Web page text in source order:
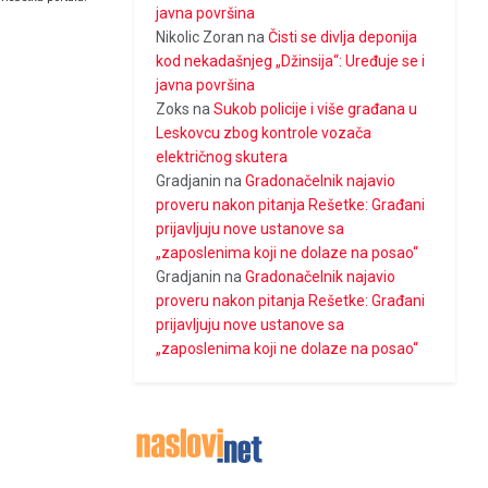
javna površina
Nikolic Zoran naČisti se divlja deponija
kod nekadašnjeg „Džinsija“: Uređuje se i
javna površina
Zoks naSukob policije i više građana u
Leskovcu zbog kontrole vozača
električnog skutera
Gradjanin naGradonačelnik najavio
proveru nakon pitanja Rešetke: Građani
prijavljuju nove ustanove sa
„zaposlenima koji ne dolaze na posao“
Gradjanin naGradonačelnik najavio
proveru nakon pitanja Rešetke: Građani
prijavljuju nove ustanove sa
„zaposlenima koji ne dolaze na posao“